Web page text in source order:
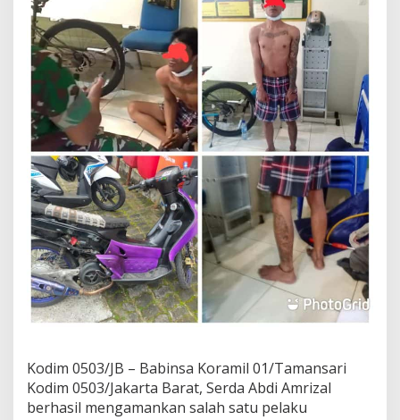
N
Kodim 0503/JB – Babinsa Koramil 01/Tamansari
Kodim 0503/Jakarta Barat, Serda Abdi Amrizal
berhasil mengamankan salah satu pelaku